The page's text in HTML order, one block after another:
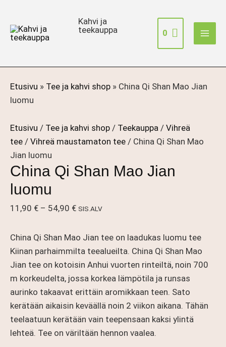
Kahvi ja
teekauppa
0
Etusivu » Tee ja kahvi shop » China Qi Shan Mao Jian
luomu
Etusivu / Tee ja kahvi shop / Teekauppa / Vihreä
tee / Vihreä maustamaton tee / China Qi Shan Mao
Jian luomu
China Qi Shan Mao Jian
luomu
11,90 € – 54,90 €Hintaluokka:
-
54,90 €
SIS.ALV
China Qi Shan Mao Jian tee on laadukas luomu tee
Kiinan parhaimmilta teealueilta. China Qi Shan Mao
Jian tee on kotoisin Anhui vuorten rinteiltä, noin 700
m korkeudelta, jossa korkea lämpötila ja runsas
aurinko takaavat erittäin aromikkaan teen. Sato
kerätään aikaisin keväällä noin 2 viikon aikana. Tähän
teelaatuun kerätään vain teepensaan kaksi ylintä
lehteä. Tee on väriltään hennon vaalea.